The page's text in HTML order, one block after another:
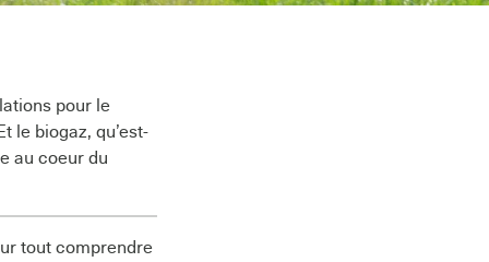
pour le
le biogaz, qu’est-
au coeur du
tout comprendre